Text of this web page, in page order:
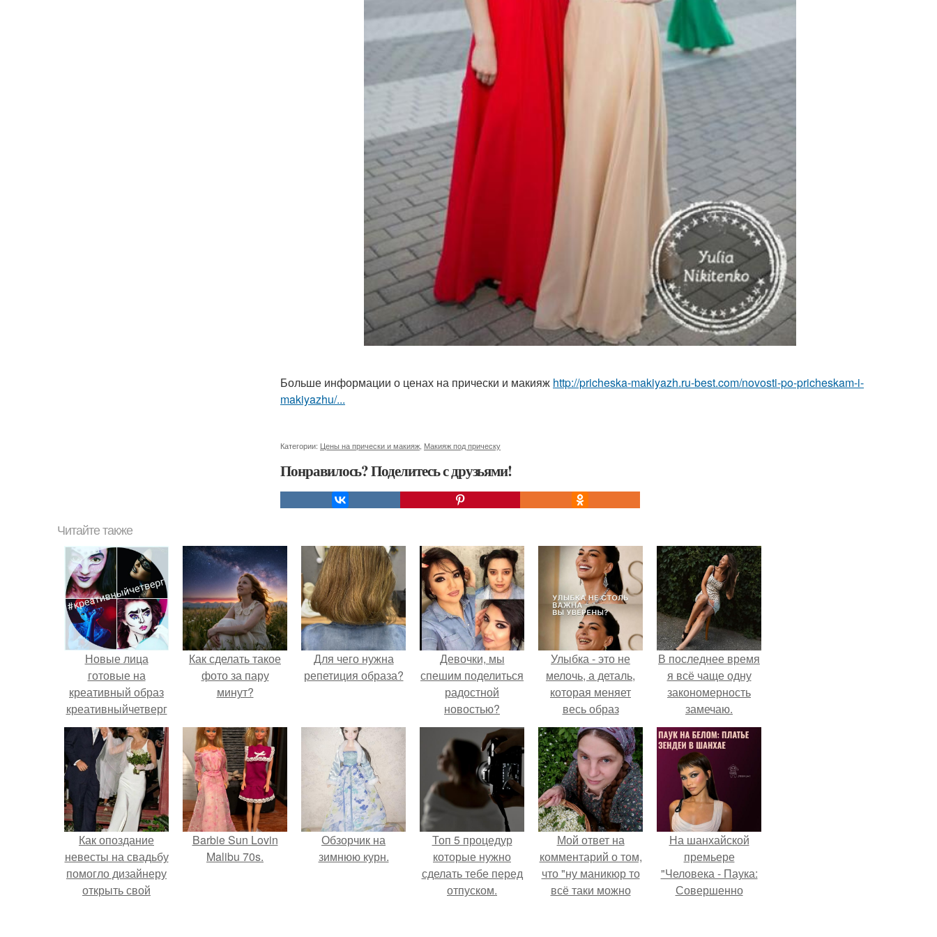
Больше информации о ценах на прически и макияж http://pricheska-makiyazh.ru-best.com/novosti-po-pricheskam-i-
makiyazhu/...
Категории: Цены на прически и макияж Макияж под прическу
Понравилось? Поделитесь с друзьями!
Читайте также
Новые лица
готовые на
креативный образ
креативныйчетверг
в нужны
@a2studiokazan?
Как сделать такое
фото за пару
минут?
Для чего нужна
репетиция образа?
Девочки, мы
спешим поделиться
радостной
новостью?
Улыбка - это не
мелочь, а деталь,
которая меняет
весь образ
человека.
В последнее время
я всё чаще одну
закономерность
замечаю.
Как опоздание
невесты на свадьбу
помогло дизайнеру
открыть свой
Barbie Sun Lovin
Malibu 70s.
Обзорчик на
зимнюю курн.
Топ 5 процедур
которые нужно
сделать тебе перед
отпуском.
Мой ответ на
комментарий о том,
что "ну маникюр то
всё таки можно
На шанхайской
премьере
"Человека - Паука:
Совершенно